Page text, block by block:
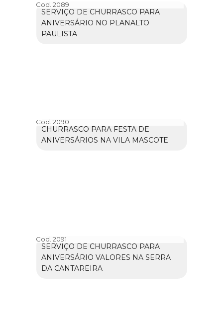
Cod.:2089
SERVIÇO DE CHURRASCO PARA
ANIVERSÁRIO NO PLANALTO
PAULISTA
Cod.:2090
CHURRASCO PARA FESTA DE
ANIVERSÁRIOS NA VILA MASCOTE
Cod.:2091
SERVIÇO DE CHURRASCO PARA
ANIVERSÁRIO VALORES NA SERRA
DA CANTAREIRA